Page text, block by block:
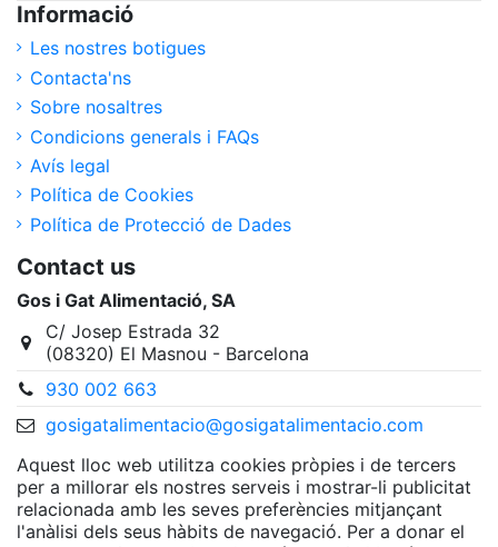
Informació
Les nostres botigues
Contacta'ns
Sobre nosaltres
Condicions generals i FAQs
Avís legal
Política de Cookies
Política de Protecció de Dades
Contact us
Gos i Gat Alimentació, SA
C/ Josep Estrada 32
(08320) El Masnou - Barcelona
930 002 663
gosigatalimentacio@gosigatalimentacio.com
Aquest lloc web utilitza cookies pròpies i de tercers
per a millorar els nostres serveis i mostrar-li publicitat
relacionada amb les seves preferències mitjançant
l'anàlisi dels seus hàbits de navegació. Per a donar el